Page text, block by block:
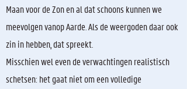
Maan voor de Zon en al dat schoons kunnen we
meevolgen vanop Aarde. Als de weergoden daar ook
zin in hebben, dat spreekt.
Misschien wel even de verwachtingen realistisch
schetsen: het gaat niet om een volledige